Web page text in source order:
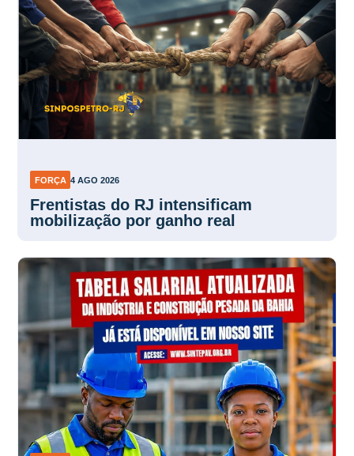
FORÇA 4 AGO 2026
Frentistas do RJ intensificam
mobilização por ganho real